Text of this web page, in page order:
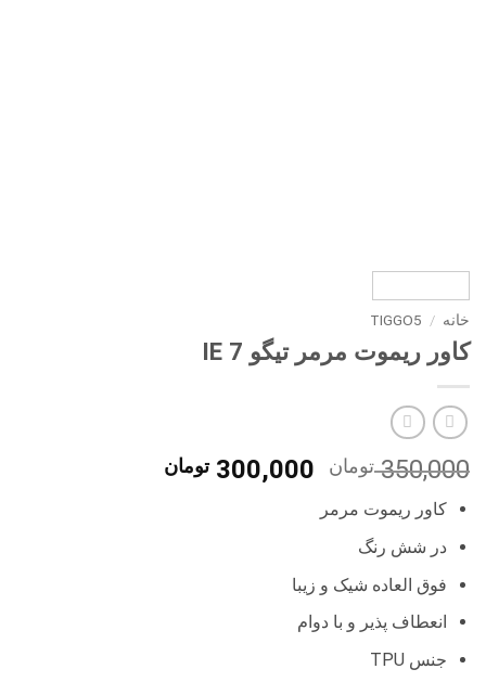
خانه /
TIGGO5
کاور ریموت مرمر تیگو 7 IE
350,000 تومان
قیمت
300,000 تومان
کاور ریموت مرمر
در شش رنگ
فوق العاده شیک و زیبا
انعطاف پذیر و با دوام
جنس TPU